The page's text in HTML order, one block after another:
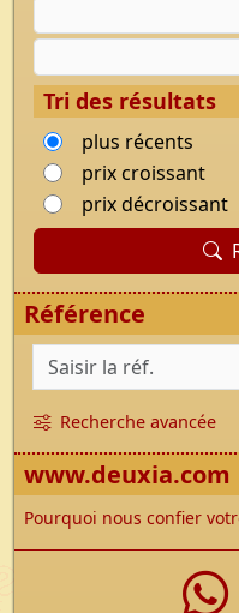
Tri des résultats
plus récents
prix croissant
prix décroissant
Référence
Référence du bien
Recherche avancée
www.deuxia.com
Pourquoi nous confier